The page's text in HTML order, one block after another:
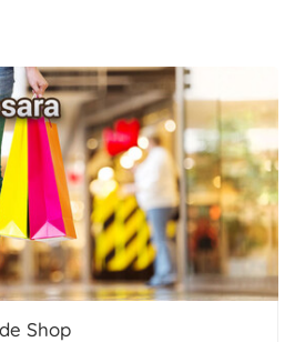
Shop